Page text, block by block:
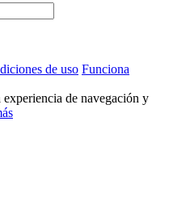
de uso Funciona
de navegación y